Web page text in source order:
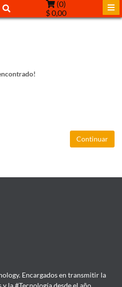
(0)
$ 0,00
Continuar
Encargados en transmitir la
la #Tecnología desde el año